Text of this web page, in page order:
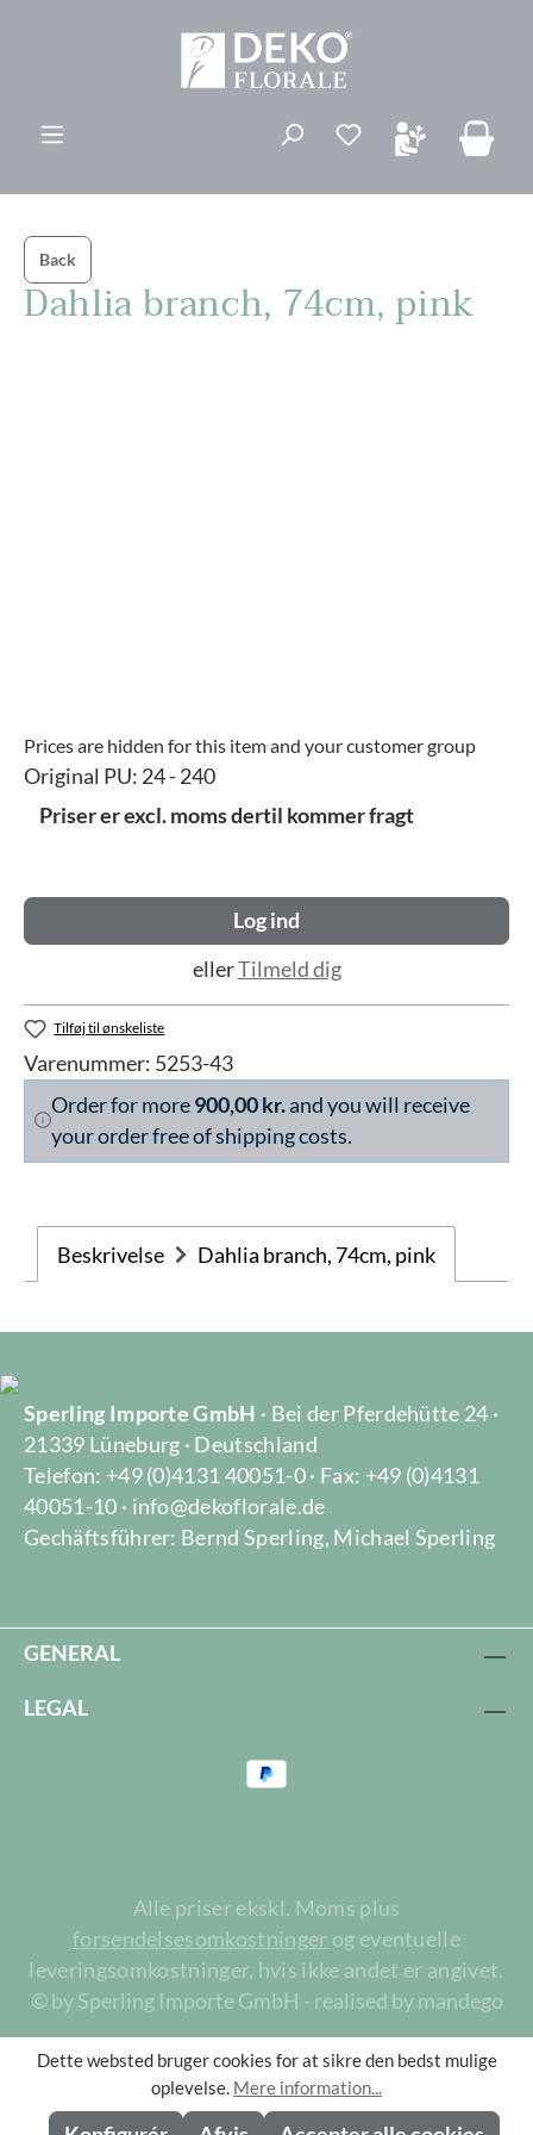
Du har 0
Back
Dahlia branch, 74cm, pink
Prices are hidden for this item and your customer group
Original PU: 24 - 240
Priser er excl. moms dertil kommer fragt
Log ind
ellerTilmeld dig
Tilføj til ønskeliste
Varenummer: 5253-43
Order for more900,00 kr.and you will receive
your order free of shipping costs.
Beskrivelse Dahlia branch, 74cm, pink
Sperling Importe GmbH · Bei der Pferdehütte 24 ·
21339 Lüneburg · Deutschland
Telefon: +49 (0)4131 40051-0 · Fax: +49 (0)4131
40051-10 · info@dekoflorale.de
Gechäftsführer: Bernd Sperling, Michael Sperling
GENERAL
LEGAL
Alle priser ekskl. Moms plus
forsendelsesomkostninger og eventuelle
leveringsomkostninger, hvis ikke andet er angivet.
© by Sperling Importe GmbH - realised by mandego
Dette websted bruger cookies for at sikre den bedst mulige
oplevelse. Mere information...